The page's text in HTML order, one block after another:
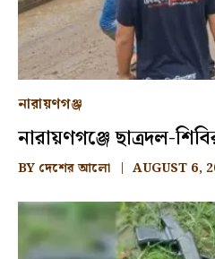
নারায়ণগঞ্জ
নারায়ণগঞ্জে ছাত্রদল-
BY দেশের আলো AUGUST 6,